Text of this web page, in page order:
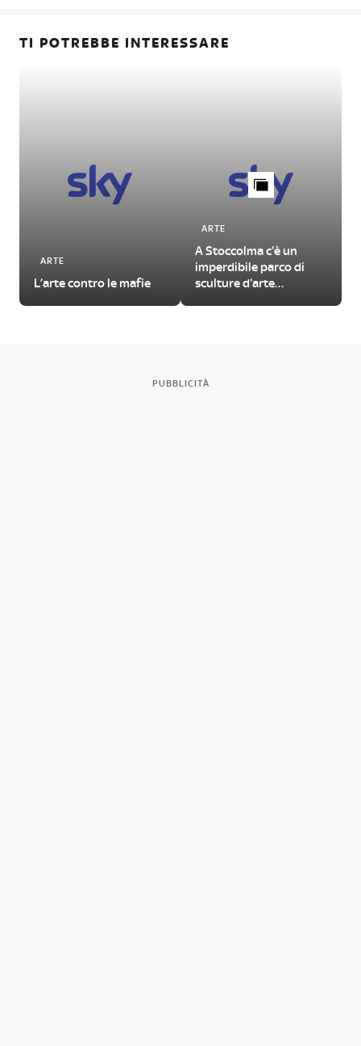
TI POTREBBE INTERESSARE
ARTE
L’arte contro le mafie
ARTE
A Stoccolma c'è un
imperdibile parco di
sculture d'arte
PUBBLICITÀ